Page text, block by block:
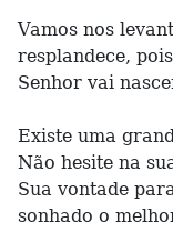
Vamos nos
resplandece,
Senhor vai
Existe uma
Não hesite na
Sua vontade
sonhado o